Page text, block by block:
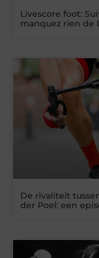
Livescore foot:
manquez rien de
De rivaliteit
der Poel: een